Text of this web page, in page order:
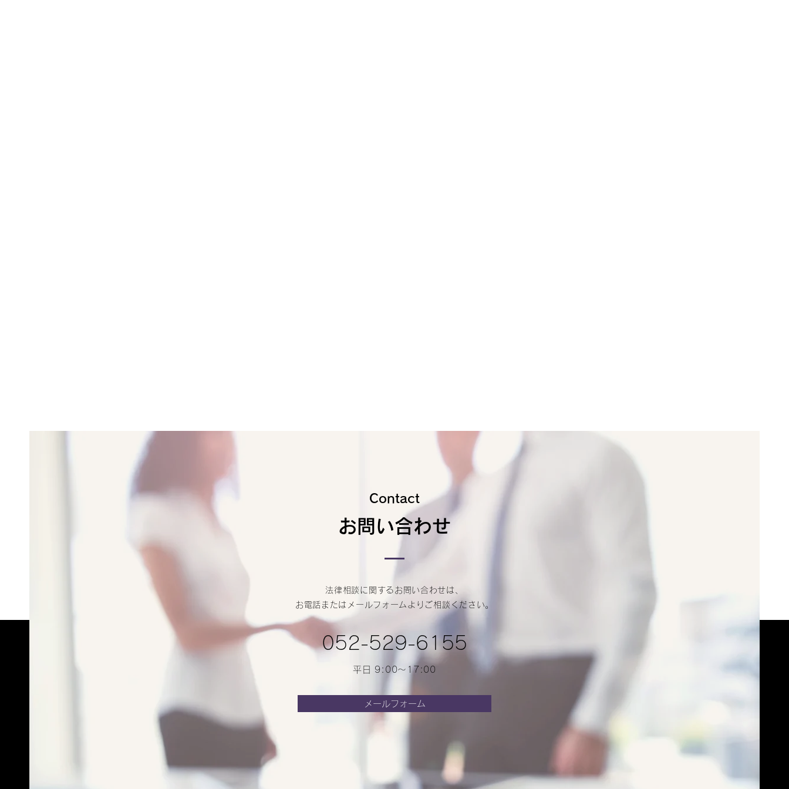
Contact
お問い合わせ
法律相談に関するお問い合わせは、
お電話またはメールフォームよりご相談ください。
052-529-6155
平日 9:00～17:00
メールフォーム